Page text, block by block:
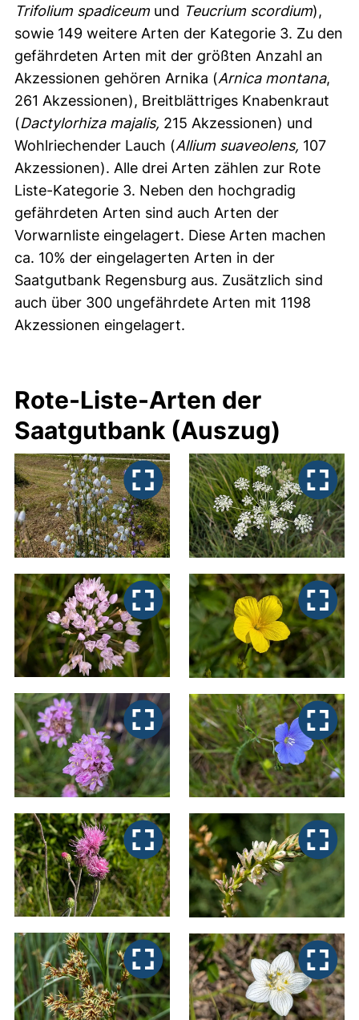
Trifolium spadiceum und Teucrium scordium),
sowie 149 weitere Arten der Kategorie 3. Zu den
gefährdeten Arten mit der größten Anzahl an
Akzessionen gehören Arnika (Arnica montana,
261 Akzessionen), Breitblättriges Knabenkraut
(Dactylorhiza majalis, 215 Akzessionen) und
Wohlriechender Lauch (Allium suaveolens, 107
Akzessionen). Alle drei Arten zählen zur Rote
Liste-Kategorie 3. Neben den hochgradig
gefährdeten Arten sind auch Arten der
Vorwarnliste eingelagert. Diese Arten machen
ca. 10% der eingelagerten Arten in der
Saatgutbank Regensburg aus. Zusätzlich sind
auch über 300 ungefährdete Arten mit 1198
Akzessionen eingelagert.
Rote-Liste-Arten der
Saatgutbank (Auszug)